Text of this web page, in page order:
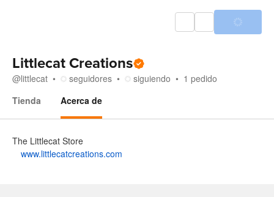
Littlecat Creations
@littlecat seguidores siguiendo 1 pedido
Tienda
Acerca de
The Littlecat Store
www.littlecatcreations.com